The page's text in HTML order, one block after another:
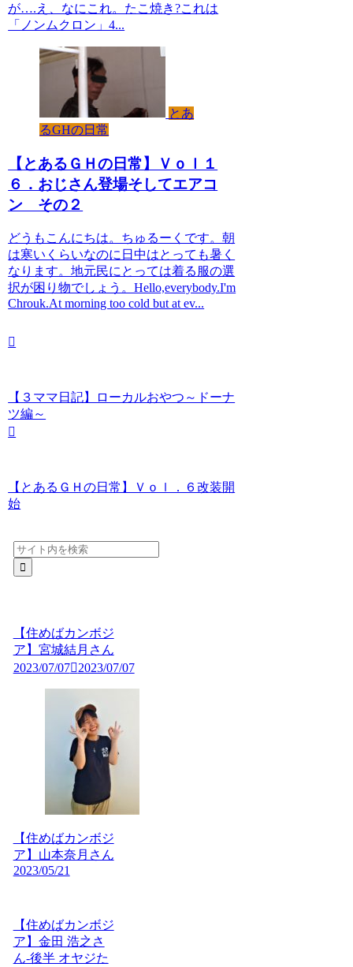
が….え、なにこれ。たこ焼き?これは
「ノンムクロン」4...
とあ
るGHの日常
【とあるＧＨの日常】Ｖｏｌ１
６．おじさん登場そしてエアコ
ン その２
どうもこんにちは。ちゅるーくです。朝
は寒いくらいなのに日中はとっても暑く
なります。地元民にとっては着る服の選
択が困り物でしょう。Hello,everybody.I'm
Chrouk.At morning too cold but at ev...
【３ママ日記】ローカルおやつ～ドーナ
ツ編～
【とあるＧＨの日常】Ｖｏｌ．６改装開
始
【住めばカンボジ
ア】宮城結月さん
2023/07/07
2023/07/07
【住めばカンボジ
ア】山本奈月さん
2023/05/21
【住めばカンボジ
ア】金田 浩之さ
ん-後半 オヤジた